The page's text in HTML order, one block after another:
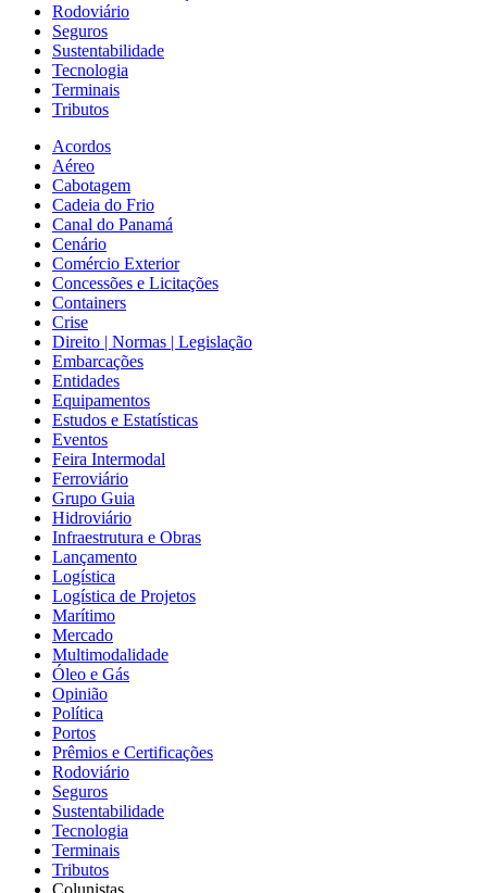
Rodoviário
Seguros
Sustentabilidade
Tecnologia
Terminais
Tributos
Acordos
Aéreo
Cabotagem
Cadeia do Frio
Canal do Panamá
Cenário
Comércio Exterior
Concessões e Licitações
Containers
Crise
Direito | Normas | Legislação
Embarcações
Entidades
Equipamentos
Estudos e Estatísticas
Eventos
Feira Intermodal
Ferroviário
Grupo Guia
Hidroviário
Infraestrutura e Obras
Lançamento
Logística
Logística de Projetos
Marítimo
Mercado
Multimodalidade
Óleo e Gás
Opinião
Política
Portos
Prêmios e Certificações
Rodoviário
Seguros
Sustentabilidade
Tecnologia
Terminais
Tributos
Colunistas